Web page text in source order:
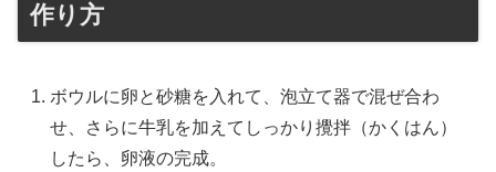
作り方
ボウルに卵と砂糖を入れて、泡立て器で混ぜ合わ
せ、さらに牛乳を加えてしっかり攪拌（かくはん）
したら、卵液の完成。